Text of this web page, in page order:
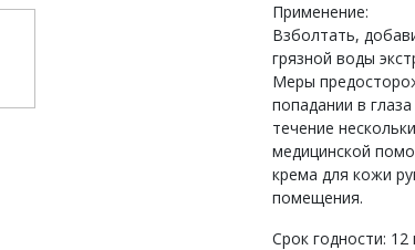
Применение:
Взболтать,
грязной воды
Меры
попадании в
течение
медицинской
крема для кожи
помещения.
Срок годности: